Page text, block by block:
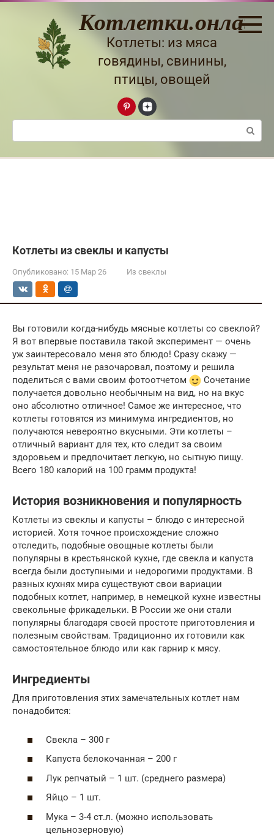
Перейти
Котлетки.онлайн
Котлеты: из мяса
говядины, свинины,
птицы, овощей
Поиск:
Котлеты из свеклы и капусты
Опубликовано: 15 Мар 26 Из свеклы
Вы готовили когда-нибудь мясные котлеты со свеклой?
Я вот впервые поставила такой эксперимент — очень
уж заинтересовало меня это блюдо! Сразу скажу —
результат меня не разочаровал, поэтому и решила
поделиться с вами своим фотоотчетом
Сочетание
получается довольно необычным на вид, но на вкус
оно абсолютно отличное! Самое же интересное, что
котлеты готовятся из минимума ингредиентов, но
получаются невероятно вкусными. Эти котлеты –
отличный вариант для тех, кто следит за своим
здоровьем и предпочитает легкую, но сытную пищу.
Всего 180 калорий на 100 грамм продукта!
История возникновения и популярность
Котлеты из свеклы и капусты – блюдо с интересной
историей. Хотя точное происхождение сложно
отследить, подобные овощные котлеты были
популярны в крестьянской кухне, где свекла и капуста
всегда были доступными и недорогими продуктами. В
разных кухнях мира существуют свои вариации
подобных котлет, например, в немецкой кухне известны
свекольные фрикадельки. В России же они стали
популярны благодаря своей простоте приготовления и
полезным свойствам. Традиционно их готовили как
самостоятельное блюдо или как гарнир к мясу.
Ингредиенты
Для приготовления этих замечательных котлет нам
понадобится:
Свекла – 300 г
Капуста белокочанная – 200 г
Лук репчатый – 1 шт. (среднего размера)
Яйцо – 1 шт.
Мука – 3-4 ст.л. (можно использовать
цельнозерновую)